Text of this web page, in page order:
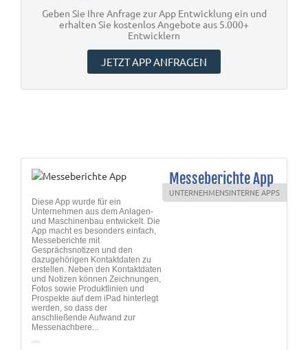
UNTERNEHMENSINTERNE APPS
Messeberichte App
Diese App wurde für ein
Unternehmen aus dem Anlagen-
und Maschinenbau entwickelt. Die
App macht es besonders einfach,
Messeberichte mit
Gesprächsnotizen und den
dazugehörigen Kontaktdaten zu
erstellen. Neben den Kontaktdaten
und Notizen können Zeichnungen,
Fotos sowie Produktlinien und
Prospekte auf dem iPad hinterlegt
werden, so dass der
anschließende Aufwand zur
Messenachbere...
Geben Sie Ihre Anfrage zur App Entwicklung ein und
erhalten Sie kostenlos Angebote aus 5.000+
Entwicklern
JETZT APP ANFRAGEN